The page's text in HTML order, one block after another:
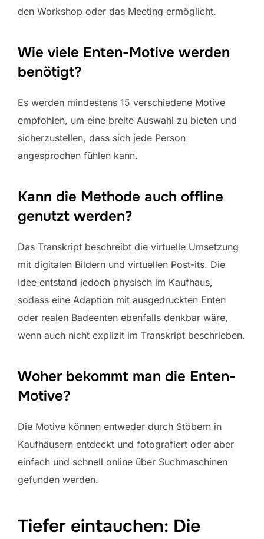
den Workshop oder das Meeting ermöglicht.
Wie viele Enten-Motive werden
benötigt?
Es werden mindestens 15 verschiedene Motive
empfohlen, um eine breite Auswahl zu bieten und
sicherzustellen, dass sich jede Person
angesprochen fühlen kann.
Kann die Methode auch offline
genutzt werden?
Das Transkript beschreibt die virtuelle Umsetzung
mit digitalen Bildern und virtuellen Post-its. Die
Idee entstand jedoch physisch im Kaufhaus,
sodass eine Adaption mit ausgedruckten Enten
oder realen Badeenten ebenfalls denkbar wäre,
wenn auch nicht explizit im Transkript beschrieben.
Woher bekommt man die Enten-
Motive?
Die Motive können entweder durch Stöbern in
Kaufhäusern entdeckt und fotografiert oder aber
einfach und schnell online über Suchmaschinen
gefunden werden.
Tiefer eintauchen: Die